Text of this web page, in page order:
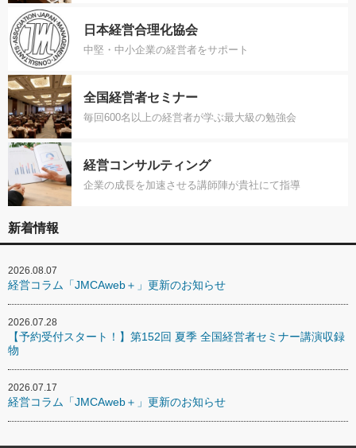
日本経営合理化協会
中堅・中小企業の経営者をサポート
全国経営者セミナー
毎回600名以上の経営者が学ぶ最大級の勉強会
経営コンサルティング
企業の成長を加速させる講師陣が貴社にて指導
新着情報
2026.08.07
経営コラム「JMCAweb＋」更新のお知らせ
2026.07.28
【予約受付スタート！】第152回 夏季 全国経営者セミナー講演収録
物
2026.07.17
経営コラム「JMCAweb＋」更新のお知らせ